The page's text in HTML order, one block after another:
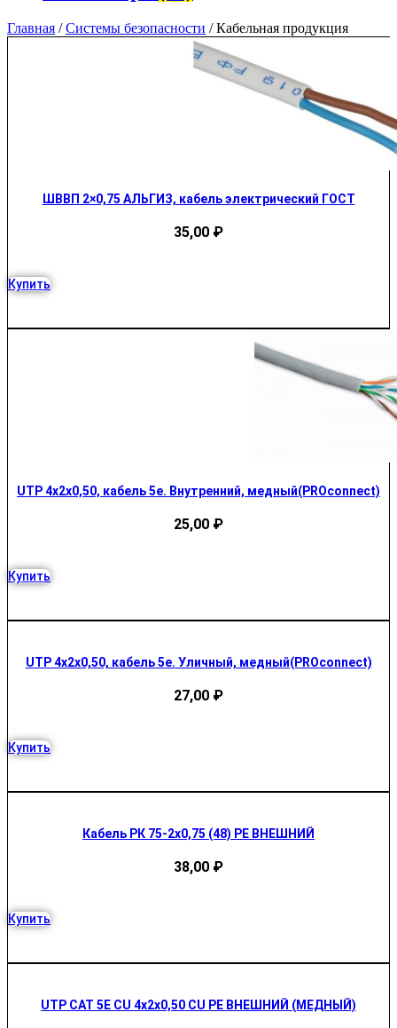
Главная /Системы безопасности / Кабельная продукция
ШВВП 2×0,75 АЛЬГИЗ, кабель электрический ГОСТ
35,00 ₽
Купить
UTP 4x2x0,50, кабель 5е. Внутренний, медный(PROconnect)
25,00 ₽
Купить
UTP 4x2x0,50, кабель 5е. Уличный, медный(PROconnect)
27,00 ₽
Купить
Кабель РК 75-2х0,75 (48) PE ВНЕШНИЙ
38,00 ₽
Купить
UTP CAT 5E CU 4х2х0,50 CU PE ВНЕШНИЙ (МЕДНЫЙ)